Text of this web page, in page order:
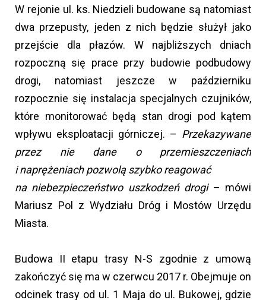
W rejonie ul. ks. Niedzieli budowane są natomiast
dwa przepusty, jeden z nich będzie służył jako
przejście dla płazów. W najbliższych dniach
rozpoczną się prace przy budowie podbudowy
drogi, natomiast jeszcze w październiku
rozpocznie się instalacja specjalnych czujników,
które monitorować będą stan drogi pod kątem
wpływu eksploatacji górniczej. – Przekazywane
przez nie dane o przemieszczeniach
i naprężeniach pozwolą szybko reagować
na niebezpieczeństwo uszkodzeń drogi – mówi
Mariusz Pol z Wydziału Dróg i Mostów Urzędu
Miasta.
Budowa II etapu trasy N-S zgodnie z umową
zakończyć się ma w czerwcu 2017 r. Obejmuje on
odcinek trasy od ul. 1 Maja do ul. Bukowej, gdzie